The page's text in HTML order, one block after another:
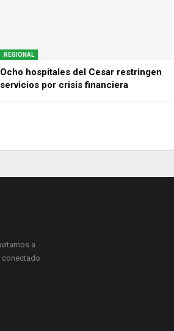
REGIONAL
Ocho hospitales del Cesar restringen
servicios por crisis financiera
a
conectado